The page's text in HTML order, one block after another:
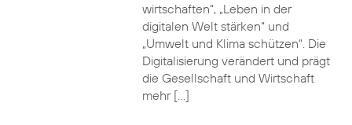
wirtschaften“, „Leben in der
digitalen Welt stärken“ und
„Umwelt und Klima schützen“. Die
Digitalisierung verändert und prägt
die Gesellschaft und Wirtschaft
mehr […]